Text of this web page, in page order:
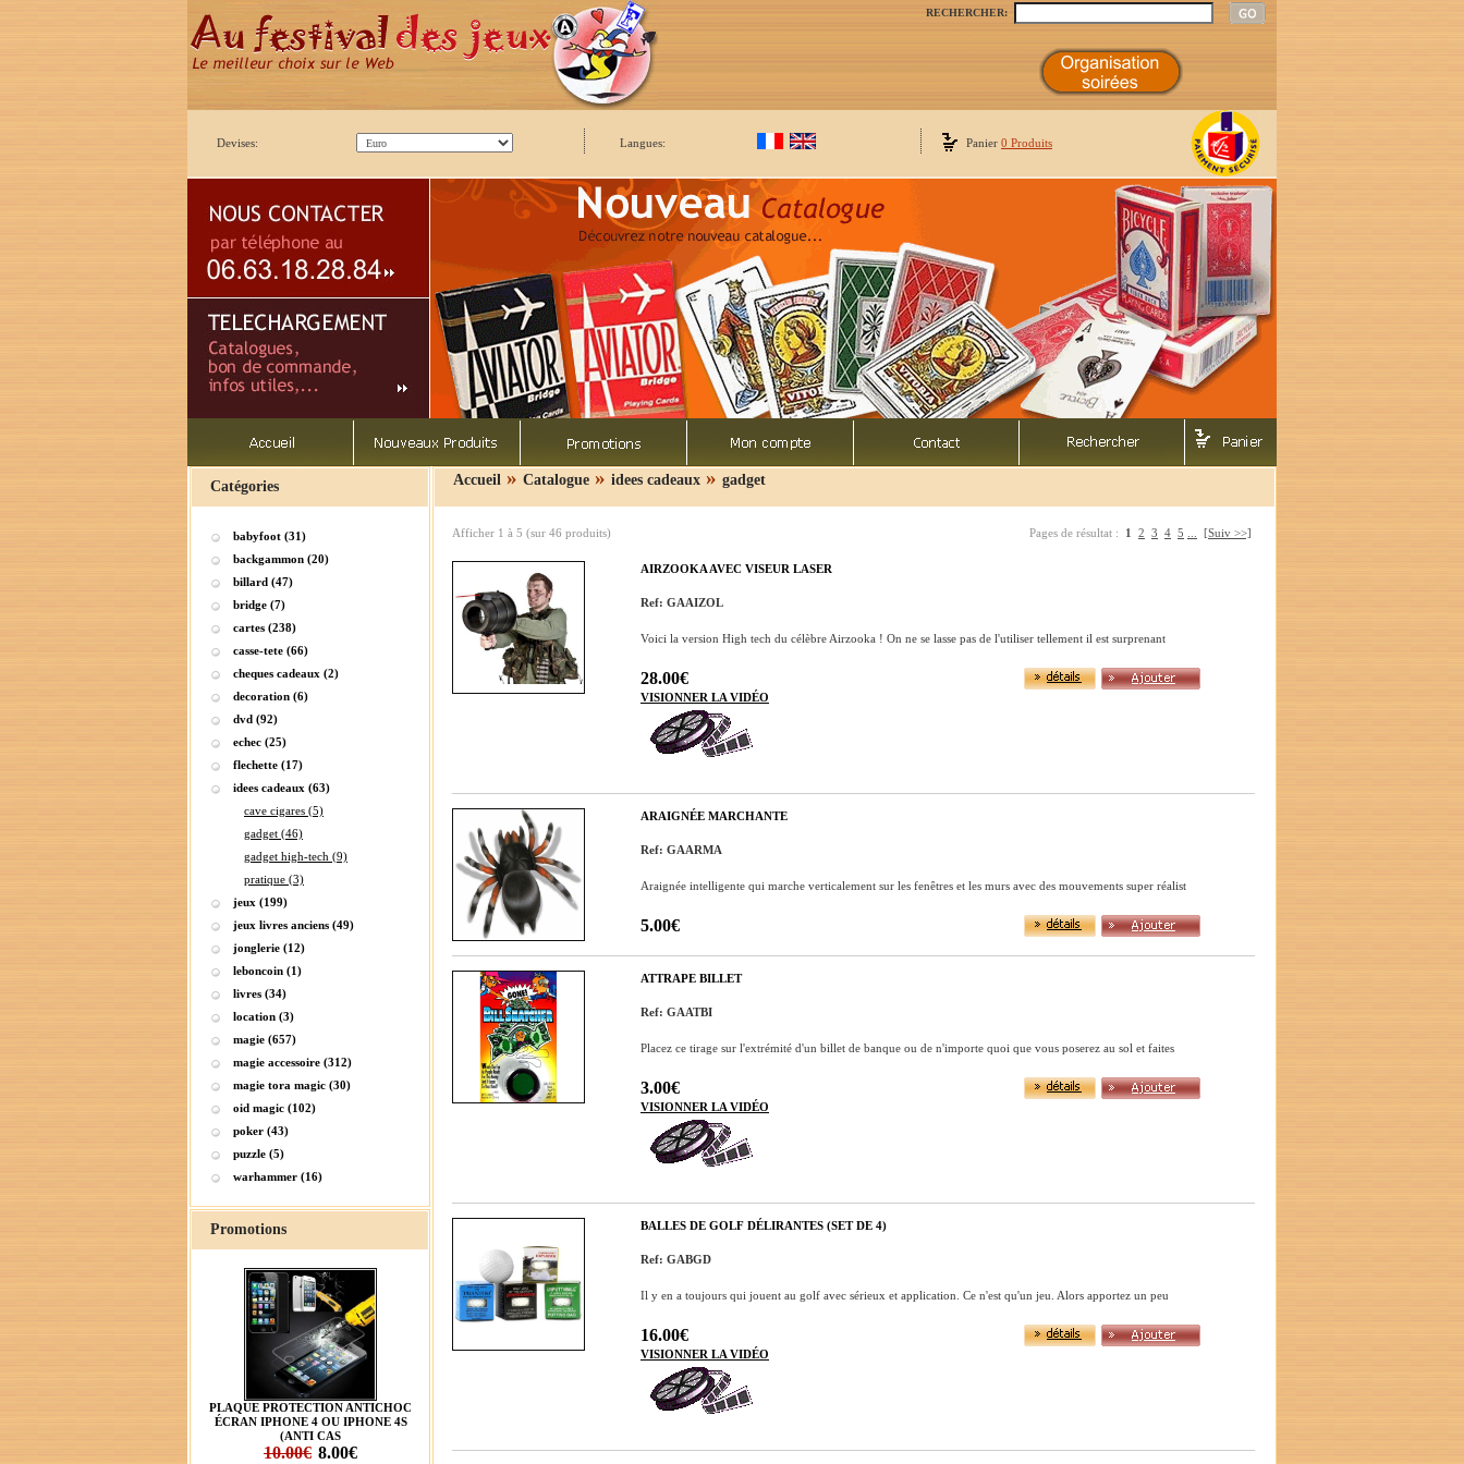
RECHERCHER:
Devises: Langues: Panier 0 Produits
Catégories
babyfoot (31)
backgammon (20)
billard (47)
bridge (7)
cartes (238)
casse-tete (66)
cheques cadeaux (2)
decoration (6)
dvd (92)
echec (25)
flechette (17)
idees cadeaux (63)
cave cigares (5)
gadget (46)
gadget high-tech (9)
pratique (3)
jeux (199)
jeux livres anciens (49)
jonglerie (12)
leboncoin (1)
livres (34)
location (3)
magie (657)
magie accessoire (312)
magie tora magic (30)
oid magic (102)
poker (43)
puzzle (5)
warhammer (16)
Promotions
PLAQUE PROTECTION ANTICHOC
ÉCRAN IPHONE 4 OU IPHONE 4S
(ANTI CAS
10.00€ 8.00€
Accueil » Catalogue » idees cadeaux » gadget
Afficher 1 à 5 (sur 46 produits) Pages de résultat : 1 2 3 4 5 [Suiv >>]
AIRZOOKA AVEC VISEUR LASER
Ref: GAAIZOL
Voici la version High tech du célèbre Airzooka ! On ne se lasse pas de l'utiliser tellement il est surprenant
28.00€
VISIONNER LA VIDÉO
ARAIGNÉE MARCHANTE
Ref: GAARMA
Araignée intelligente qui marche verticalement sur les fenêtres et les murs avec des mouvements super réalist
5.00€
ATTRAPE BILLET
Ref: GAATBI
Placez ce tirage sur l'extrémité d'un billet de banque ou de n'importe quoi que vous poserez au sol et faites
3.00€
VISIONNER LA VIDÉO
BALLES DE GOLF DÉLIRANTES (SET DE 4)
Ref: GABGD
Il y en a toujours qui jouent au golf avec sérieux et application. Ce n'est qu'un jeu. Alors apportez un peu
16.00€
VISIONNER LA VIDÉO